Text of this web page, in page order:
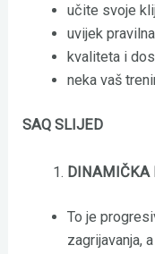
učite svoje
uvijek
kvaliteta i
neka vaš
SAQ SLIJED
DINAMIČKA
To je
zagrijavanja,